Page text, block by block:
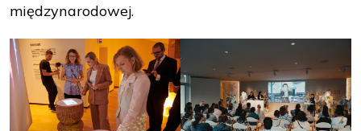
międzynarodowej.